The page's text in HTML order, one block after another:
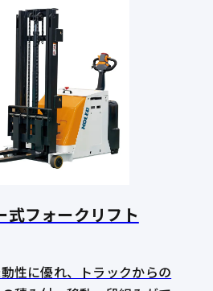
式フォークリフト
性に優れ、トラックからの